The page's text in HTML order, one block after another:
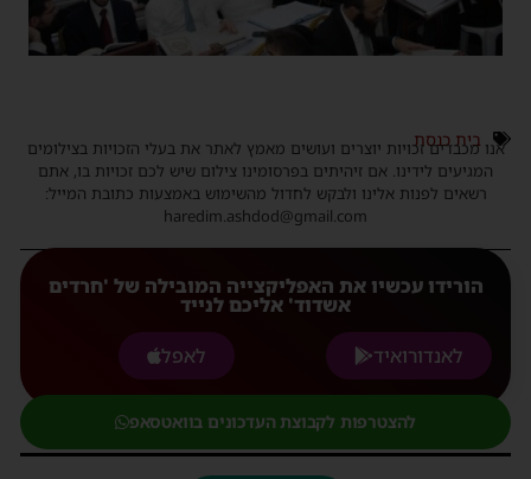
בית כנסת
אנו מכבדים זכויות יוצרים ועושים מאמץ לאתר את בעלי הזכויות בצילומים
המגיעים לידינו. אם זיהיתים בפרסומינו צילום שיש לכם זכויות בו, אתם
רשאים לפנות אלינו ולבקש לחדול מהשימוש באמצעות כתובת המייל:
haredim.ashdod@gmail.com
הורידו עכשיו את האפליקצייה המובילה של 'חרדים
אשדוד' אליכם לנייד
לאנדורואיד
לאפל
להצטרפות לקבוצת העדכונים בוואטסאפ